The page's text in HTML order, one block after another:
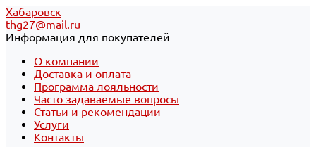
Хабаровск
thg27@mail.ru
Информация для покупателей
О компании
Доставка и оплата
Программа лояльности
Часто задаваемые вопросы
Статьи и рекомендации
Услуги
Контакты